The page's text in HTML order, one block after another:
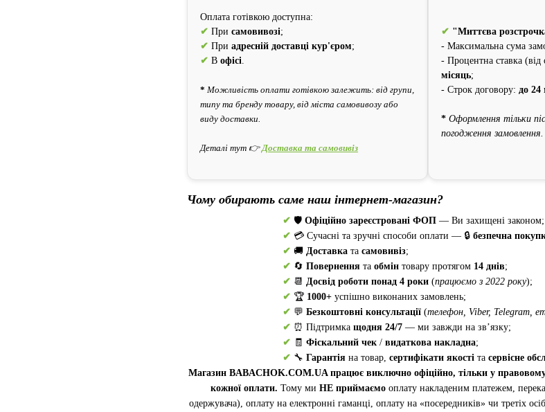
Оплата готівкою доступна:
✔ При самовивозі;
✔ При адресній доставці кур'єром;
✔ В офісі.
* Можливість оплати готівкою залежить: від групи,
типу та бренду товару, від міста самовивозу або
виду доставки.
Деталі тут 👉Доставка та самовивіз
✔ "Миттєва
- Максимальна сума
- Процентна ставка
місяць;
- Строк договору: до 24
* Оформлення тільки
погодження замовлення.
Чому обирають саме наш інтернет-магазин?
✔ 🛡️ Офіційно зареєстровані ФОП— Ви захищені законом;
✔ 💳 Сучасні та зручні способи оплати — 🔒 безпечна
✔ 🚚 Доставката самовивіз;
✔ 🔄 Поверненнята обмінтовару протягом 14 днів;
✔ 📆 Досвід роботи понад 4 роки(працюємо з 2022 року);
✔ 🏆 1000+успішно виконаних замовлень;
✔ 💬 Безкоштовні консультації(телефон, Viber, Telegram,
✔ ⏰ Підтримка щодня 24/7— ми завжди на зв’язку;
✔ 🧾 Фіскальний чек/ видаткова накладна;
✔ 🔧 Гарантіяна товар, сертифікати якості та сервісне
Магазин BABACHOK.COM.UA працює виключно офіційно, тільки у правовому
кожної оплати. Тому ми НЕ приймаємо оплату накладеним платежем,
одержувача), оплату на електронні гаманці, оплату на «посередників» чи третіх